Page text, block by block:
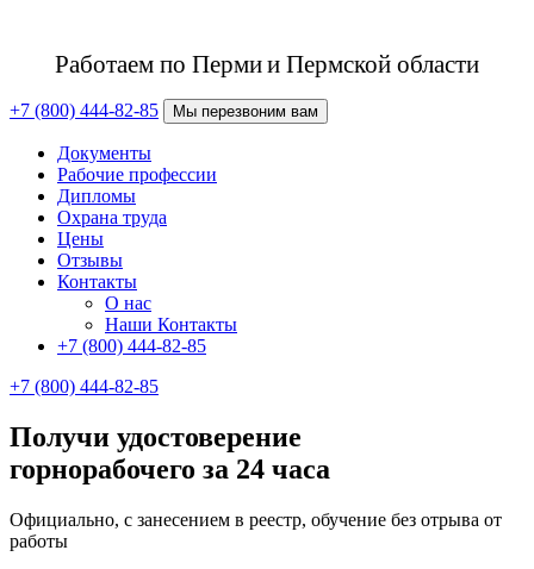
Работаем по Пермии Пермской области
+7 (800) 444-82-85 Мы перезвоним вам
Документы
Рабочие профессии
Дипломы
Охрана труда
Цены
Отзывы
Контакты
О нас
Наши Контакты
+7 (800) 444-82-85
+7 (800) 444-82-85
Получи удостоверение
горнорабочего за 24 часа
Официально, с занесением в реестр, обучение без отрыва от
работы